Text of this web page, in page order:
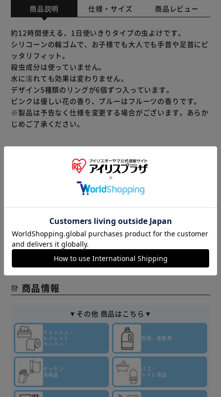
商品説明 仕様・サイズ 商品レビュー
約12時間使える、1日使いきりタイプの虫よけです。
シリコーンの輪ゴムで、お子様でも大人でも手首や足首にピ
ッタリフィット。
殺虫成分は使っていません。
水に濡れても効果は変わりません。
デザイン5種類のリングが6個ずつ入っています。
ピンクは優しい花の香り、ブルーはフルーツの香りです。
※製品は予告なく仕様を変更する場合がございます。あらか
じめご了承ください。
※当商品はお取り寄せ品の為、在庫の確認及び商品のお届け
までお時間を頂く場合がございます。
また、商品がメーカーにて完売となっていた場合、キャンセ
予めご了承くださいますようお願いいたします。■こちらの
商品はアイリスプラザがセレクトしたオススメ商品です。
≪こちらの商品は当社指定の運送会社で配送致します≫
大変申し訳ありませんが、【配達時間指定】【代金引換での
お支払】は出来ません。ご了承ください。
商品情報
▼その他 商品はこちら▼
ティッシュ・
トイレット
ペーパー
洗剤・柔軟剤
キッチン
消耗品
バス・
トイレ用品